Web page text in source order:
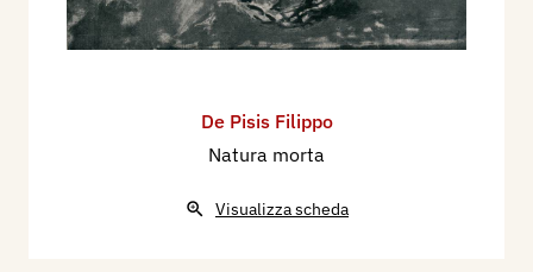
De Pisis Filippo
Natura morta
Visualizza scheda